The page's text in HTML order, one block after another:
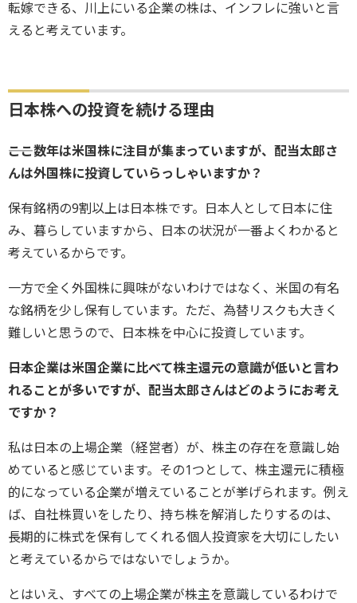
転嫁できる、川上にいる企業の株は、インフレに強いと言
えると考えています。
日本株への投資を続ける理由
――ここ数年は米国株に注目が集まっていますが、配当太郎さ
んは外国株に投資していらっしゃいますか？
保有銘柄の9割以上は日本株です。日本人として日本に住
み、暮らしていますから、日本の状況が一番よくわかると
考えているからです。
一方で全く外国株に興味がないわけではなく、米国の有名
な銘柄を少し保有しています。ただ、為替リスクも大きく
難しいと思うので、日本株を中心に投資しています。
――日本企業は米国企業に比べて株主還元の意識が低いと言わ
れることが多いですが、配当太郎さんはどのようにお考え
ですか？
私は日本の上場企業（経営者）が、株主の存在を意識し始
めていると感じています。その1つとして、株主還元に積極
的になっている企業が増えていることが挙げられます。例え
ば、自社株買いをしたり、持ち株を解消したりするのは、
長期的に株式を保有してくれる個人投資家を大切にしたい
と考えているからではないでしょうか。
とはいえ、すべての上場企業が株主を意識しているわけで